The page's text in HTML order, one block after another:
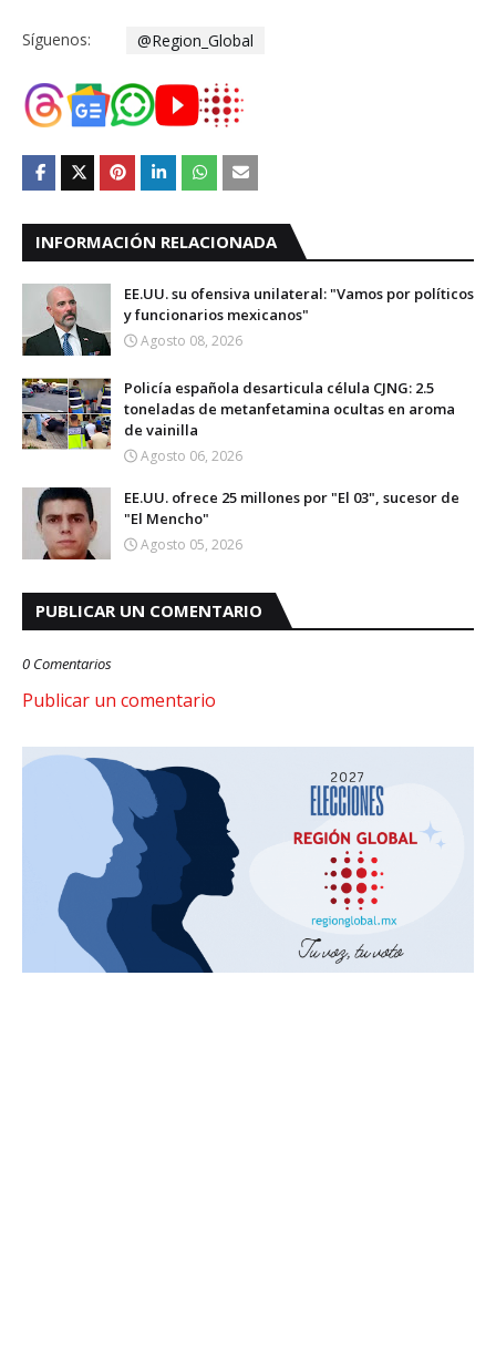
Síguenos: @Region_Global
INFORMACIÓN RELACIONADA
EE.UU. su ofensiva unilateral: "Vamos por políticos
y funcionarios mexicanos"
Agosto 08, 2026
Policía española desarticula célula CJNG: 2.5
toneladas de metanfetamina ocultas en aroma
de vainilla
Agosto 06, 2026
EE.UU. ofrece 25 millones por "El 03", sucesor de
"El Mencho"
Agosto 05, 2026
PUBLICAR UN COMENTARIO
0 Comentarios
Publicar un comentario